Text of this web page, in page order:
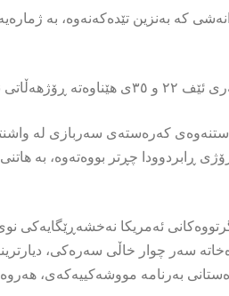
کە بەنزین تێدەکەنەوە، بە
کەرەستەی سەربازی لە
ڕابردوودا چڕتر بووەتەوە، بە
ئەمریکا نەخشەڕێگایەکی
سەر چوار خاڵی سەرەکی،
بەرنامە مووشەکییەکەی،